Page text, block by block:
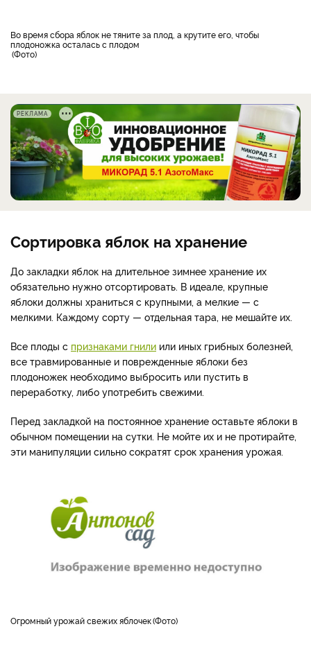
Во время сбора яблок не тяните за плод, а крутите его, чтобы
плодоножка осталась с плодом
Фото
РЕКЛАМА
Сортировка яблок на хранение
До закладки яблок на длительное зимнее хранение их
обязательно нужно отсортировать. В идеале, крупные
яблоки должны храниться с крупными, а мелкие — с
мелкими. Каждому сорту — отдельная тара, не мешайте их.
Все плоды с признаками гнили или иных грибных болезней,
все травмированные и поврежденные яблоки без
плодоножек необходимо выбросить или пустить в
переработку, либо употребить свежими.
Перед закладкой на постоянное хранение оставьте яблоки в
обычном помещении на сутки. Не мойте их и не протирайте,
эти манипуляции сильно сократят срок хранения урожая.
Огромный урожай свежих яблочек Фото